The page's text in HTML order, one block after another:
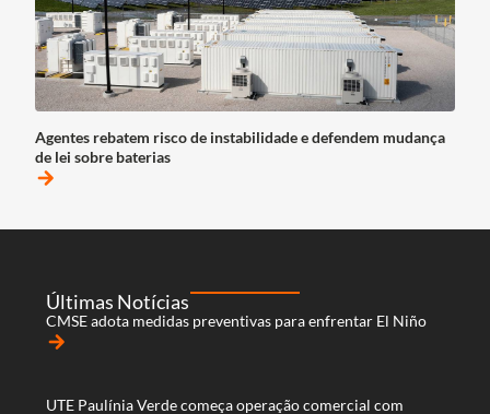
Agentes rebatem risco de instabilidade e defendem mudança
de lei sobre baterias
arrow_forward
Últimas Notícias
CMSE adota medidas preventivas para enfrentar El Niño
arrow_forward
UTE Paulínia Verde começa operação comercial com